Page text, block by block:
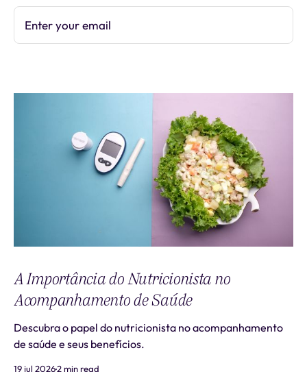
Enter your email
A Importância do Nutricionista no
Acompanhamento de Saúde
Descubra o papel do nutricionista no acompanhamento
de saúde e seus benefícios.
19 jul 20262 min read